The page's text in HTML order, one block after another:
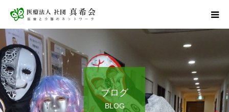
ブログ
BLOG
ホーム
サービス案内
健康診断